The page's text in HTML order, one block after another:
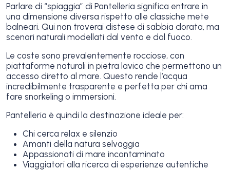
Parlare di “spiaggia” di Pantelleria significa entrare in
una dimensione diversa rispetto alle classiche mete
balneari. Qui non troverai distese di sabbia dorata, ma
scenari naturali modellati dal vento e dal fuoco.
Le coste sono prevalentemente rocciose, con
piattaforme naturali in pietra lavica che permettono un
accesso diretto al mare. Questo rende l’acqua
incredibilmente trasparente e perfetta per chi ama
fare snorkeling o immersioni.
Pantelleria è quindi la destinazione ideale per:
Chi cerca relax e silenzio
Amanti della natura selvaggia
Appassionati di mare incontaminato
Viaggiatori alla ricerca di esperienze autentiche